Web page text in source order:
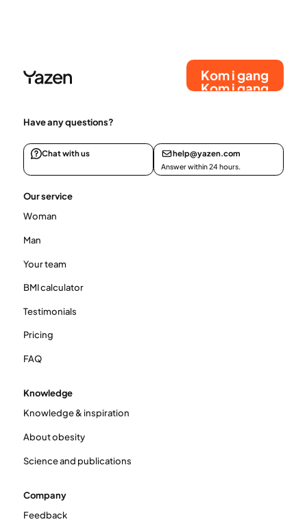
Kom i gang
Kom i gang
Have any questions?
Chat with us help@yazen.com
Answer within 24 hours.
Our service
Woman
Man
Your team
BMI calculator
Testimonials
Pricing
FAQ
Knowledge
Knowledge & inspiration
About obesity
Science and publications
Company
Feedback